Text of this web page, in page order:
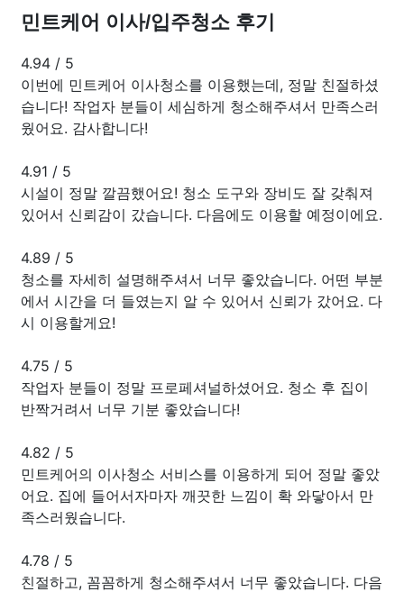
민트케어 이사/입주청소 후기
4.94 / 5
이번에 민트케어 이사청소를 이용했는데, 정말 친절하셨
습니다! 작업자 분들이 세심하게 청소해주셔서 만족스러
웠어요. 감사합니다!
4.91 / 5
시설이 정말 깔끔했어요! 청소 도구와 장비도 잘 갖춰져
있어서 신뢰감이 갔습니다. 다음에도 이용할 예정이에요.
4.89 / 5
청소를 자세히 설명해주셔서 너무 좋았습니다. 어떤 부분
에서 시간을 더 들였는지 알 수 있어서 신뢰가 갔어요. 다
시 이용할게요!
4.75 / 5
작업자 분들이 정말 프로페셔널하셨어요. 청소 후 집이
반짝거려서 너무 기분 좋았습니다!
4.82 / 5
민트케어의 이사청소 서비스를 이용하게 되어 정말 좋았
어요. 집에 들어서자마자 깨끗한 느낌이 확 와닿아서 만
족스러웠습니다.
4.78 / 5
친절하고, 꼼꼼하게 청소해주셔서 너무 좋았습니다. 다음